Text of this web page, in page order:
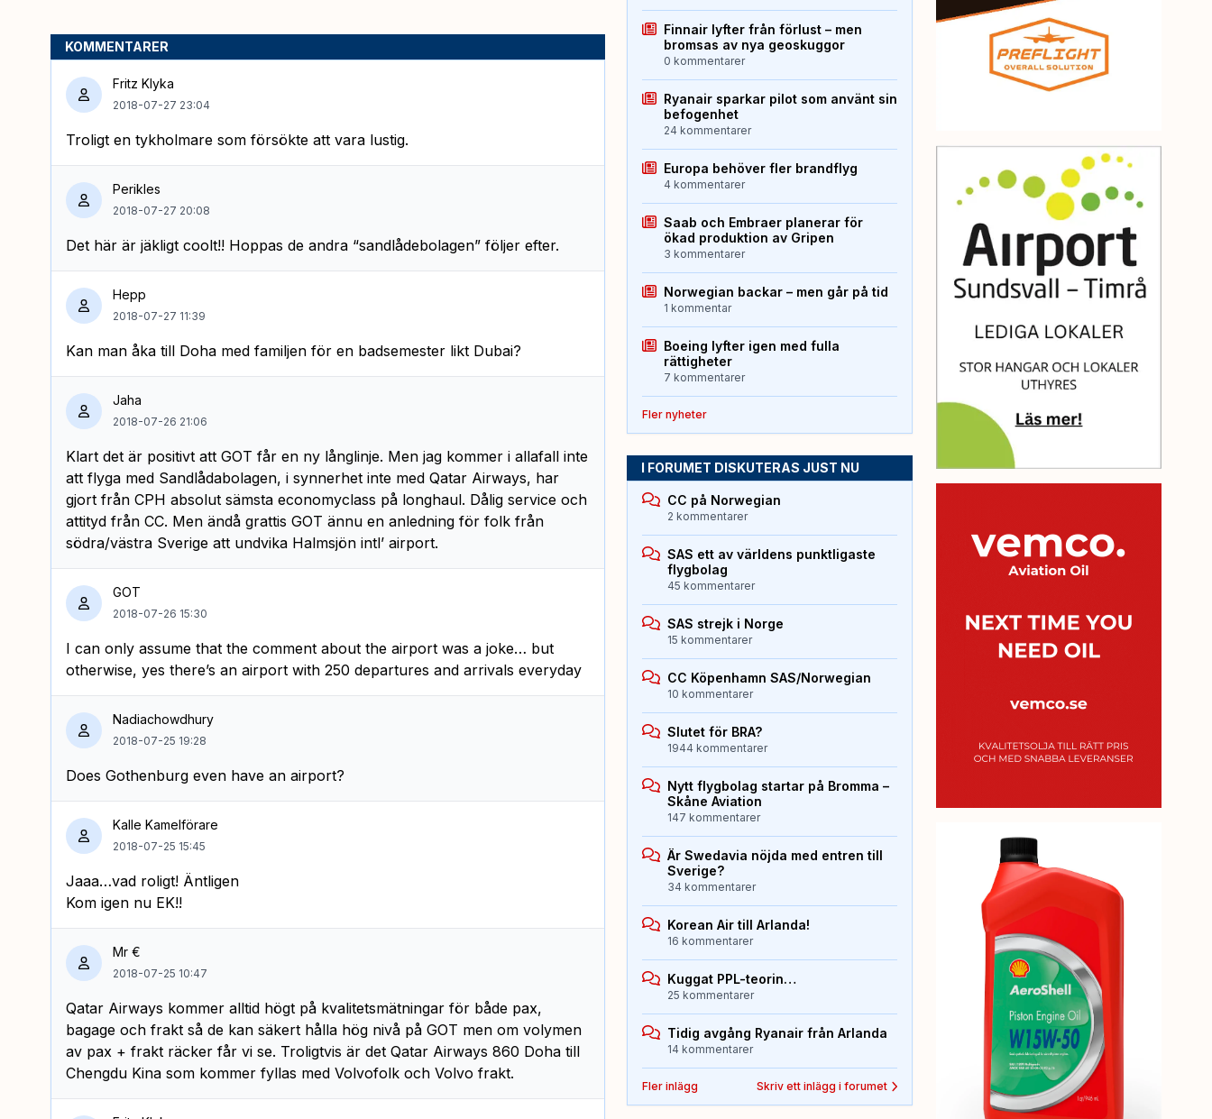
KOMMENTARER
Fritz Klyka
2018-07-27 23:04
Troligt en tykholmare som försökte att vara lustig.
Perikles
2018-07-27 20:08
Det här är jäkligt coolt!! Hoppas de andra “sandlådebolagen” följer efter.
Hepp
2018-07-27 11:39
Kan man åka till Doha med familjen för en badsemester likt Dubai?
Jaha
2018-07-26 21:06
Klart det är positivt att GOT får en ny långlinje. Men jag kommer i allafall inte
att flyga med Sandlådabolagen, i synnerhet inte med Qatar Airways, har
gjort från CPH absolut sämsta economyclass på longhaul. Dålig service och
attityd från CC. Men ändå grattis GOT ännu en anledning för folk från
södra/västra Sverige att undvika Halmsjön intl’ airport.
GOT
2018-07-26 15:30
I can only assume that the comment about the airport was a joke… but
otherwise, yes there’s an airport with 250 departures and arrivals everyday
Nadiachowdhury
2018-07-25 19:28
Does Gothenburg even have an airport?
Kalle Kamelförare
2018-07-25 15:45
Jaaa…vad roligt! Äntligen
Kom igen nu EK!!
Mr €
2018-07-25 10:47
Qatar Airways kommer alltid högt på kvalitetsmätningar för både pax,
bagage och frakt så de kan säkert hålla hög nivå på GOT men om volymen
av pax + frakt räcker får vi se. Troligtvis är det Qatar Airways 860 Doha till
Chengdu Kina som kommer fyllas med Volvofolk och Volvo frakt.
Finnair lyfter från förlust – men
bromsas av nya geoskuggor
0 kommentarer
Ryanair sparkar pilot som använt sin
befogenhet
24 kommentarer
Europa behöver fler brandflyg
4 kommentarer
Saab och Embraer planerar för
ökad produktion av Gripen
3 kommentarer
Norwegian backar – men går på tid
1 kommentar
Boeing lyfter igen med fulla
rättigheter
7 kommentarer
Fler nyheter
I FORUMET DISKUTERAS JUST NU
CC på Norwegian
2 kommentarer
SAS ett av världens punktligaste
flygbolag
45 kommentarer
SAS strejk i Norge
15 kommentarer
CC Köpenhamn SAS/Norwegian
10 kommentarer
Slutet för BRA?
1944 kommentarer
Nytt flygbolag startar på Bromma –
Skåne Aviation
147 kommentarer
Är Swedavia nöjda med entren till
Sverige?
34 kommentarer
Korean Air till Arlanda!
16 kommentarer
Kuggat PPL-teorin…
25 kommentarer
Tidig avgång Ryanair från Arlanda
14 kommentarer
Fler inlägg Skriv ett inlägg i forumet